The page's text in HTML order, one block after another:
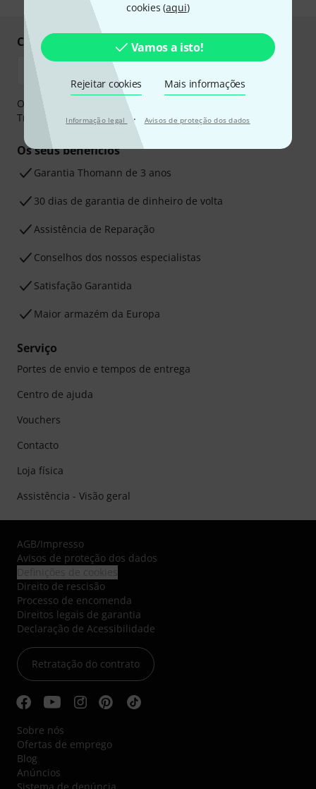
cookies (aqui)
Vamos a isto!
Rejeitar cookies Mais informações
Informação legal · Avisos de proteção dos dados
Compre e pague em segurança
O pagamento pode ser feito de forma segura através de
Transferência bancária, PayPal ou Cartão de crédito.
Os seus benefícios
Garantia Thomann de 3 anos
30 dias de garantia de dinheiro de volta
Assistência de Reparação
Conselhos dos nossos especialistas
Satisfação Garantida
Maior armazém da Europa
Serviço
Portes de envio e tempos de entrega
Centro de ajuda
Vouchers
Contacto
Loja física
Assistência - Visão geral
AGB/Impresso
Avisos de proteção dos dados
Direito de rescisão
Processo de encomenda
Direitos legais de garantia
Declaração de Acessibilidade
Retratação do contrato
Sobre nós
Ofertas de emprego
Blog
Anúncios